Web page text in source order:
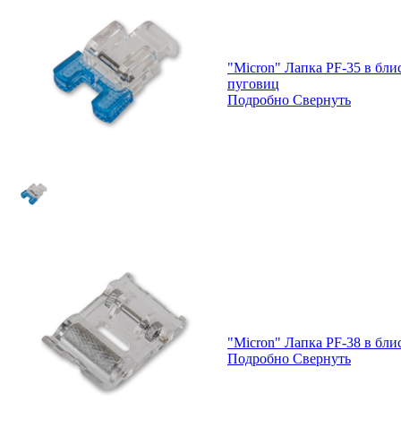
"Micron" Лапка PF-35 в
пуговиц
Подробно Свернуть
"Micron" Лапка PF-38 в
Подробно Свернуть